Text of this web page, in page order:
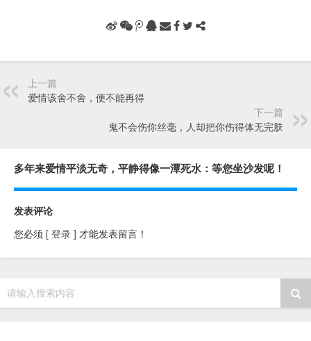
上一篇
爱情该舍不舍，便不能再得
下一篇
鬼不会伤你丝毫，人却把你伤得体无完肤
多年来爱情平淡无奇，平静得像一潭死水：等您坐沙发呢！
发表评论
您必须 [ 登录 ] 才能发表留言！
请输入搜索内容